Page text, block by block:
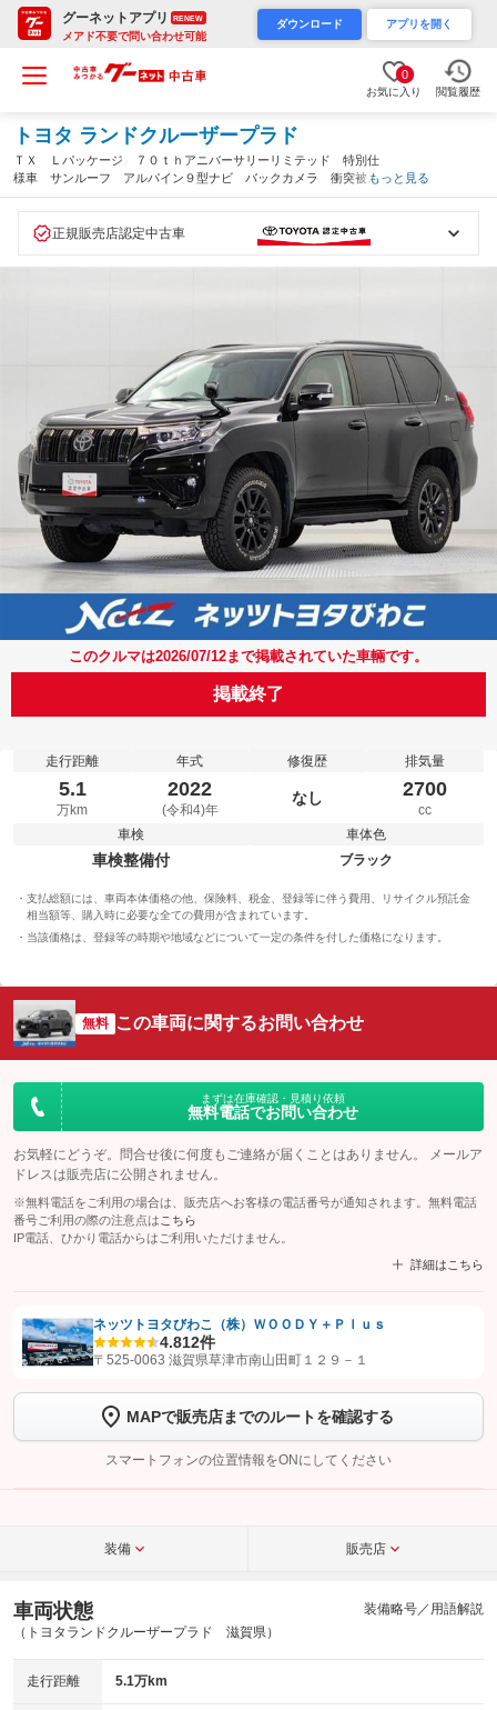
グーネットアプリ RENEW
メアド不要で問い合わせ可能
ダウンロード アプリを開く
0
お気に入り 閲覧履歴
トヨタ ランドクルーザープラド
ＴＸ Ｌパッケージ ７０ｔｈアニバーサリーリミテッド 特別仕
様車 サンルーフ アルパイン９型ナビ バックカメラ 衝突被害
軽減システム ＡＣＣ ＡＨＢ 専用レザーシート ＥＴＣ ＬＥ
ート（滋賀県）
もっと見る
正規販売店認定中古車
このクルマは2026/07/12まで掲載されていた車輛です。
掲載終了
走行距離
5.1
万km
年式
2022
(令和4)年
修復歴
なし
排気量
2700
cc
車検
車検整備付
車体色
ブラック
支払総額には、車両本体価格の他、保険料、税金、登録等に伴う費用、リサイクル預託金
相当額等、購入時に必要な全ての費用が含まれています。
当該価格は、登録等の時期や地域などについて一定の条件を付した価格になります。
無料 この車両に関するお問い合わせ
まずは在庫確認・見積り依頼
無料電話でお問い合わせ
お気軽にどうぞ。問合せ後に何度もご連絡が届くことはありません。 メールア
ドレスは販売店に公開されません。
※無料電話をご利用の場合は、販売店へお客様の電話番号が通知されます。無料電話
番号ご利用の際の注意点は こちら
IP電話、ひかり電話からはご利用いただけません。
詳細はこちら
【STEP1】認証画面でグーネットを友だち追加してから「許可する」ボタンを押
トーク画面で
ボタンをタップして問い合わせを
完了してください。
こちら
ネッツトヨタびわこ（株）ＷＯＯＤＹ＋Ｐｌｕｓ
4.812件
〒525-0063 滋賀県草津市南山田町１２９－１
MAPで販売店までのルートを確認する
スマートフォンの位置情報をONにしてください
装備 販売店
車両状態
（トヨタランドクルーザープラド 滋賀県）
装備略号／用語解説
走行距離 5.1万km